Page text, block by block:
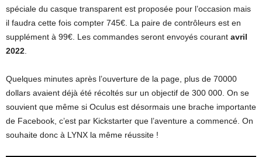
spéciale du casque transparent est proposée pour l’occasion mais
il faudra cette fois compter 745€. La paire de contrôleurs est en
supplément à 99€. Les commandes seront envoyés courant avril
2022
Quelques minutes après l’ouverture de la page, plus de 70000
dollars avaient déjà été récoltés sur un objectif de 300 000. On se
souvient que même si Oculus est désormais une brache importante
de Facebook, c’est par Kickstarter que l’aventure a commencé. On
souhaite donc à LYNX la même réussite !